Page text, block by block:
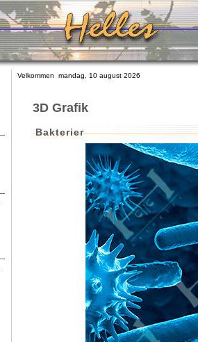
Velkommen mandag, 10 august 2026
3D Grafik
Bakterier